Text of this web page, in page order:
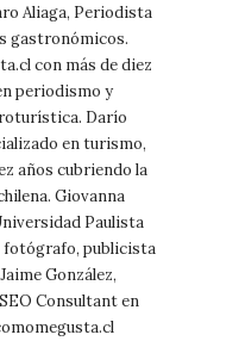
Aliaga, Periodista
gastronómicos.
con más de diez
periodismo y
Darío
en turismo,
años cubriendo la
Giovanna
Paulista
fotógrafo, publicista
González,
Consultant en